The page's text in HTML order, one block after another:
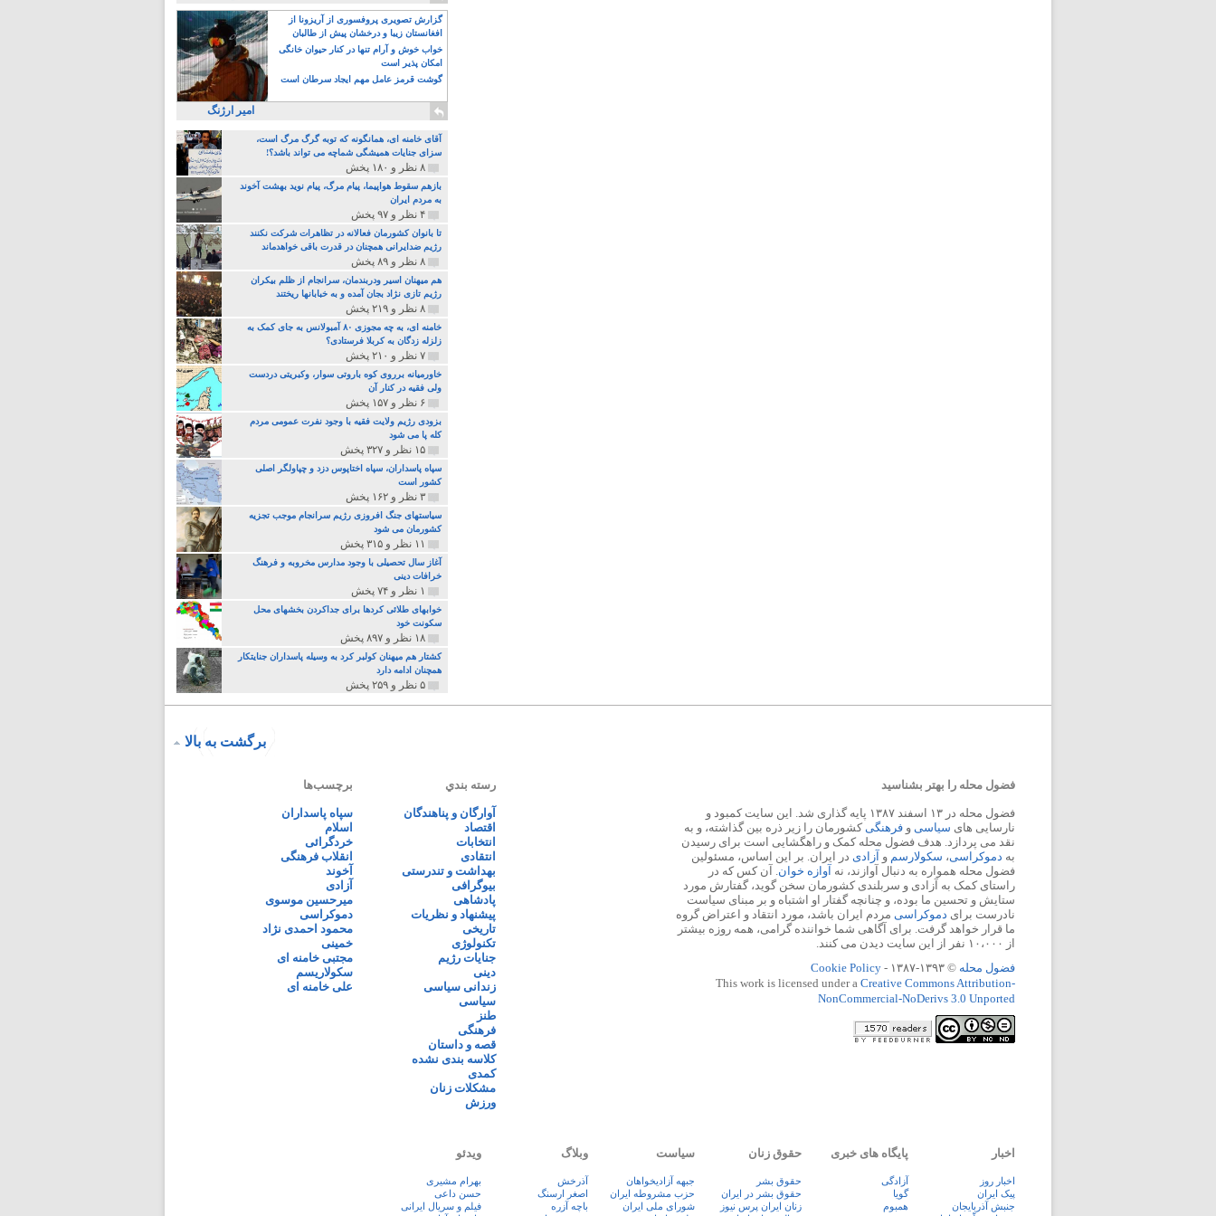
گزارش تصویری پروفسوری از آریزونا از
افغانستان زیبا و درخشان پیش از طالبان
خواب خوش و آرام تنها در کنار حیوان خانگی
امکان پذیر است
گوشت قرمز عامل مهم ایجاد سرطان است
امیر ارژنگ
آقای خامنه ای، همانگونه که توبه گرگ مرگ است،
سزای جنایات همیشگی شماچه می تواند باشد؟!
۸ نظر و ۱۸۰ پخش
بازهم سقوط هواپیما، پیام مرگ، پیام نوید بهشت آخوند
به مردم ایران
۴ نظر و ۹۷ پخش
تا بانوان کشورمان فعالانه در تظاهرات شرکت نکنند
رژیم ضدایرانی همچنان در قدرت باقی خواهدماند
۸ نظر و ۸۹ پخش
هم میهنان اسیر ودربندمان، سرانجام از ظلم بیکران
رژیم تازی نژاد بجان آمده و به خبابانها ریختند
۸ نظر و ۲۱۹ پخش
خامنه ای، به چه مجوزی ۸۰ آمبولانس به جای کمک به
زلزله زدگان به کربلا فرستادی؟
۷ نظر و ۲۱۰ پخش
خاورمیانه برروی کوه باروتی سوار، وکبریتی دردست
ولی فقیه در کنار آن
۶ نظر و ۱۵۷ پخش
بزودی رژیم ولایت فقیه با وجود نفرت عمومی مردم
کله پا می شود
۱۵ نظر و ۳۲۷ پخش
سپاه پاسداران، سپاه اختاپوس دزد و چپاولگر اصلی
کشور است
۳ نظر و ۱۶۲ پخش
سیاستهای جنگ افروزی رژیم سرانجام موجب تجزیه
کشورمان می شود
۱۱ نظر و ۳۱۵ پخش
آغاز سال تحصیلی با وجود مدارس مخروبه و فرهنگ
خرافات دینی
۱ نظر و ۷۴ پخش
خوابهای طلائی کردها برای جداکردن بخشهای محل
سکونت خود
۱۸ نظر و ۸۹۷ پخش
کشتار هم میهنان کولبر کرد به وسیله پاسداران جنایتکار
همچنان ادامه دارد
۵ نظر و ۲۵۹ پخش
برگشت به بالا
فضول محله را بهتر بشناسید
فضول محله در ۱۳ اسفند ۱۳۸۷ پایه گذاری شد. این سایت کمبود و
نارسایی های سیاسی و فرهنگیکشورمان را زیر ذره بین گذاشته، و به
نقد می پردازد. هدف فضول محله کمک و راهگشایی است برای رسیدن
به دموکراسی، سکولارسم و آزادی در ایران. بر این اساس، مسئولین
فضول محله همواره به دنبال آوازند، نه آوازه خوان. آن کس که در
راستای کمک به آزادی و سربلندی کشورمان سخن گوید، گفتارش مورد
ستایش و تحسین ما بوده، و چنانچه گفتار او اشتباه و بر مبنای سیاست
نادرست برای دموکراسی مردم ایران باشد، مورد انتقاد و اعتراض گروه
ما قرار خواهد گرفت. برای آگاهی شما خواننده گرامی، همه روزه بیشتر
از ۱۰،۰۰۰ نفر از این سایت دیدن می کنند.
فضول محله © ۱۳۹۳-۱۳۸۷ -
Cookie Policy
This work is licensed under a Creative Commons Attribution-
NonCommercial-NoDerivs 3.0 Unported
رسته بندي
آوارگان و پناهندگان
اقتصاد
انتخابات
انتقادی
بهداشت و تندرستی
بیوگرافی
پادشاهی
پیشنهاد و نظریات
تاریخی
تکنولوژی
جنایات رژیم
دینی
زندانی سیاسی
سیاسی
طنز
فرهنگی
قصه و داستان
کلاسه بندی نشده
کمدی
مشکلات زنان
ورزش
برچسب‌ها
سپاه پاسداران
اسلام
خردگرائی
انقلاب فرهنگی
آخوند
آزادی
میرحسین موسوی
دموکراسی
محمود احمدی نژاد
خمینی
مجتبی خامنه ای
سکولاریسم
علی خامنه ای
اخبار
اخبار روز
پيک ايران
جنبش آذربایجان
پایگاه های خبری
آزادگی
گویا
همبوم
حقوق زنان
حقوق بشر
حقوق بشر در ایران
زنان ايران پرس نيوز
سیاست
جبهه آزادیخواهان
حزب مشروطه ایران
شورای ملی ایران
وبلاگ
آذرخش
اصغر ارسنگ
باچه آزره
ویدئو
بهرام مشیری
حسن داعی
فيلم و سريال ايرانی